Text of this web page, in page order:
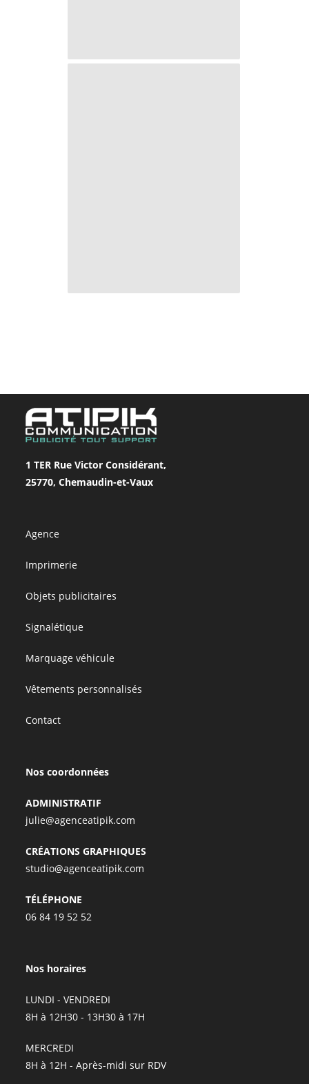
1 TER Rue Victor Considérant,
25770, Chemaudin-et-Vaux
Agence
Imprimerie
Objets publicitaires
Signalétique
Marquage véhicule
Vêtements personnalisés
Contact
Nos coordonnées
ADMINISTRATIF
julie@agenceatipik.com
CRÉATIONS GRAPHIQUES
studio@agenceatipik.com
TÉLÉPHONE
06 84 19 52 52
Nos horaires
LUNDI - VENDREDI
8H à 12H30 - 13H30 à 17H
MERCREDI
8H à 12H - Après-midi sur RDV